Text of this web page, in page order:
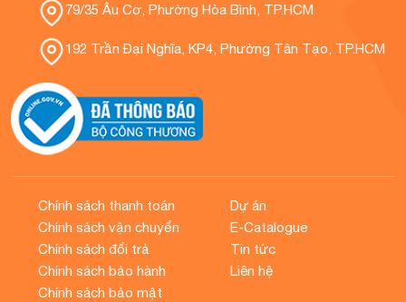
79/35 Âu Cơ, Phường Hòa Bình, TP.HCM
192 Trần Đại Nghĩa, KP4, Phường Tân Tạo, TP.HCM
Chính sách thanh toán
Chính sách vận chuyển
Chính sách đổi trả
Chính sách bảo hành
Chính sách bảo mật
Dự án
E-Catalogue
Tin tức
Liên hệ